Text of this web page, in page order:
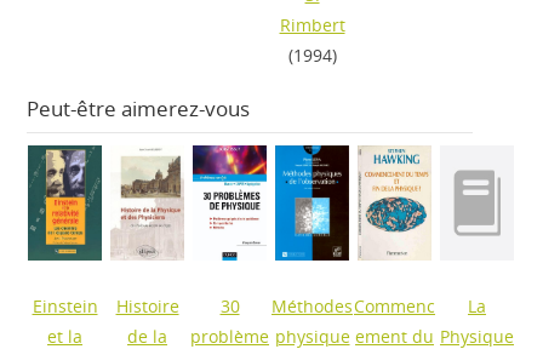
Rimbert
(1994)
Peut-être aimerez-vous
Einstein
et la
Histoire
de la
30
problème
Méthodes
physique
Commenc
ement du
La
Physique